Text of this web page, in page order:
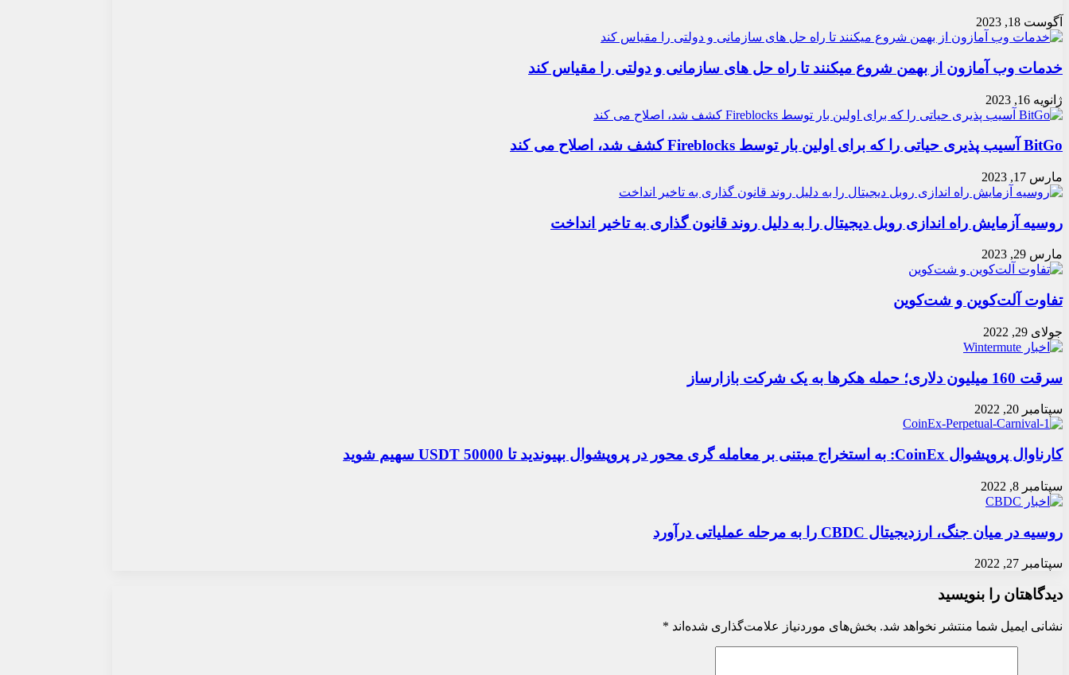
آگوست 18, 2023
خدمات وب آمازون از بهمن شروع میکنند تا راه حل های سازمانی و دولتی را مقیاس کند
ژانویه 16, 2023
BitGo آسیب پذیری حیاتی را که برای اولین بار توسط Fireblocks کشف شد، اصلاح می کند
مارس 17, 2023
روسیه آزمایش راه اندازی روبل دیجیتال را به دلیل روند قانون گذاری به تاخیر انداخت
مارس 29, 2023
تفاوت آلت‌کوین و شت‌کوین
جولای 29, 2022
سرقت 160 میلیون دلاری؛ حمله هکرها به یک شرکت بازارساز
سپتامبر 20, 2022
کارناوال پروپشوال CoinEx: به استخراج مبتنی بر معامله گری محور در پروپشوال بپیوندید تا 50000 USDT سهیم شوید
سپتامبر 8, 2022
روسیه در میان جنگ، ارزدیجیتال CBDC را به مرحله عملیاتی درآورد
سپتامبر 27, 2022
دیدگاهتان را بنویسید
نشانی ایمیل شما منتشر نخواهد شد. بخش‌های موردنیاز علامت‌گذاری شده‌اند *